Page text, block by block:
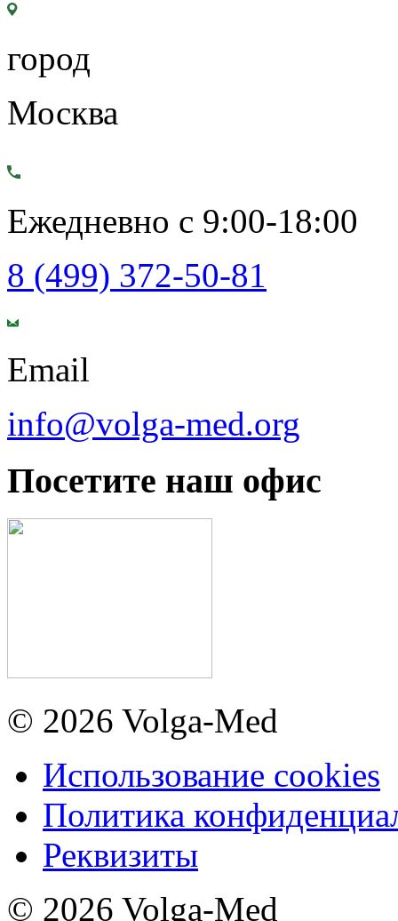
город
Москва
Ежедневно с 9:00-18:00
8 (499) 372-50-81
Email
info@volga-med.org
Посетите наш офис
© 2026 Volga-Med
Использование cookies
Политика
Реквизиты
© 2026 Volga-Med